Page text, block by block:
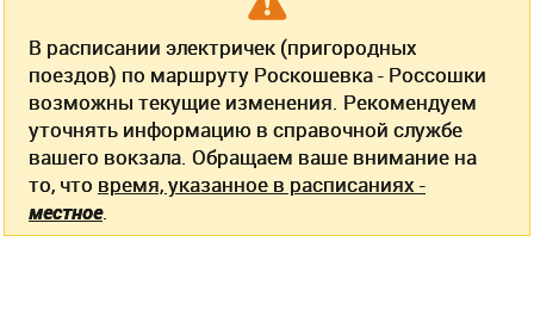
В расписании электричек (пригородных
поездов) по маршруту Роскошевка - Россошки
возможны текущие изменения. Рекомендуем
уточнять информацию в справочной службе
вашего вокзала. Обращаем ваше внимание на
то, что время, указанное в расписаниях -
местное.